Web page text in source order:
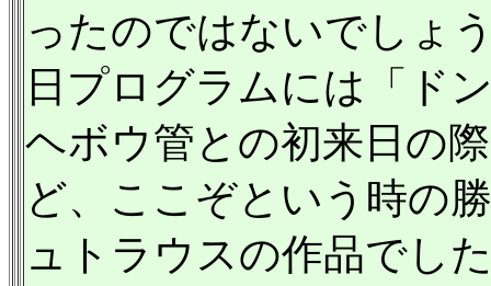
ったのではないでしょ
日プログラムには「ド
ヘボウ管との初来日の
ど、ここぞという時の
ュトラウスの作品でし